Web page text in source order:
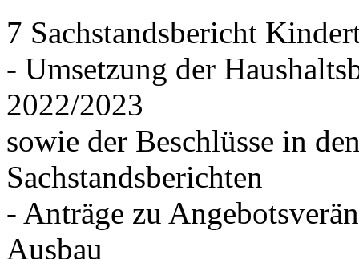
7 Sachstandsbericht
- Umsetzung der
2022/2023
sowie der Beschlüsse in
Sachstandsberichten
- Anträge zu
Ausbau